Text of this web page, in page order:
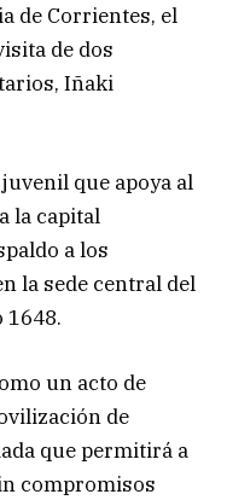
de Corrientes, el
de dos
Iñaki
que apoya al
la capital
a los
la sede central del
1648.
un acto de
de
que permitirá a
compromisos